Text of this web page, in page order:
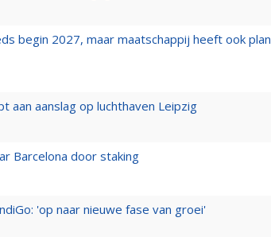
begin 2027, maar maatschappij heeft ook plan
aan aanslag op luchthaven Leipzig
Barcelona door staking
'op naar nieuwe fase van groei'